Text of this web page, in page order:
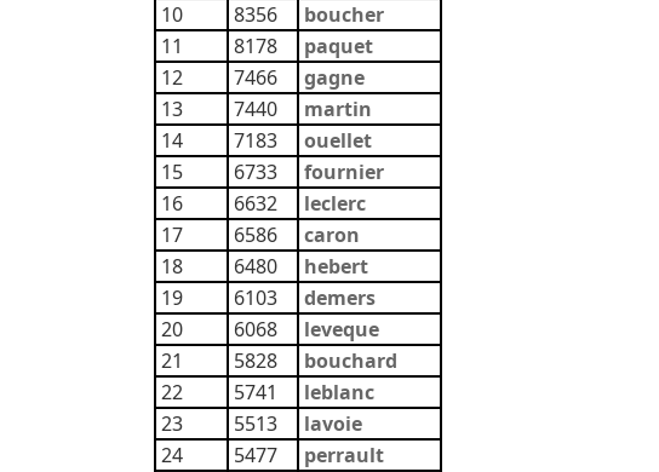
10
8356
boucher
11
8178
paquet
12
7466
gagne
13
7440
martin
14
7183
ouellet
15
6733
fournier
16
6632
leclerc
17
6586
caron
18
6480
hebert
19
6103
demers
20
6068
leveque
21
5828
bouchard
22
5741
leblanc
23
5513
lavoie
24
5477
perrault